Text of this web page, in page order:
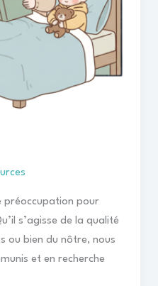
préoccupation pour
s’agisse de la qualité
ou bien du nôtre, nous
et en recherche